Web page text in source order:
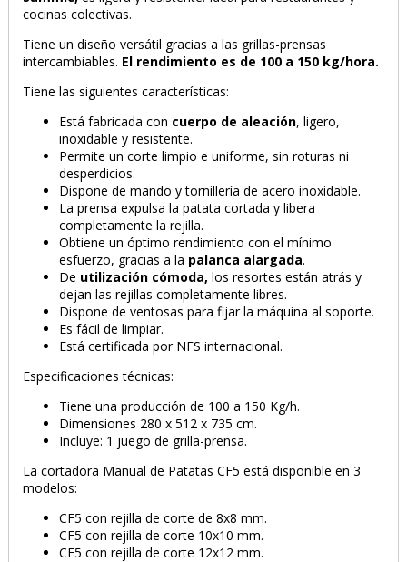
cocinas colectivas.
Tiene un diseño versátil gracias a las grillas-prensas
intercambiables. El rendimiento es de 100 a 150 kg/hora.
Tiene las siguientes características:
Está fabricada con cuerpo de aleación, ligero,
inoxidable y resistente.
Permite un corte limpio e uniforme, sin roturas ni
desperdicios.
Dispone de mando y tornillería de acero inoxidable.
La prensa expulsa la patata cortada y libera
completamente la rejilla.
Obtiene un óptimo rendimiento con el mínimo
esfuerzo, gracias a la palanca alargada.
De utilización cómoda, los resortes están atrás y
dejan las rejillas completamente libres.
Dispone de ventosas para fijar la máquina al soporte.
Es fácil de limpiar.
Está certificada por NFS internacional.
Especificaciones técnicas:
Tiene una producción de 100 a 150 Kg/h.
Dimensiones 280 x 512 x 735 cm.
Incluye: 1 juego de grilla-prensa.
La cortadora Manual de Patatas CF5 está disponible en 3
modelos:
CF5 con rejilla de corte de 8x8 mm.
CF5 con rejilla de corte 10x10 mm.
CF5 con rejilla de corte 12x12 mm.